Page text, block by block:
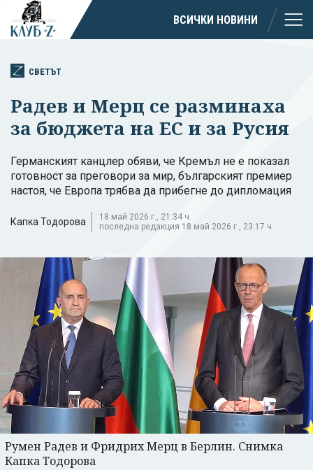
ВСИЧКИ НОВИНИ
СВЕТЪТ
Радев и Мерц се разминаха
за бюджета на ЕС и за Русия
Германският канцлер обяви, че Кремъл не е показал
готовност за преговори за мир, българският премиер
настоя, че Европа трябва да прибегне до дипломация
Капка Тодорова
18 май 2026 г., 21:34 ч.
последна редакция 18 май 2026 г., 23:17 ч.
Румен Радев и Фридрих Мерц в Берлин. Снимка
Капка Тодорова